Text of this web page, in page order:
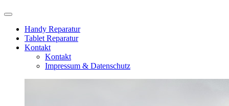
Handy Reparatur
Tablet Reparatur
Kontakt
Kontakt
Impressum & Datenschutz